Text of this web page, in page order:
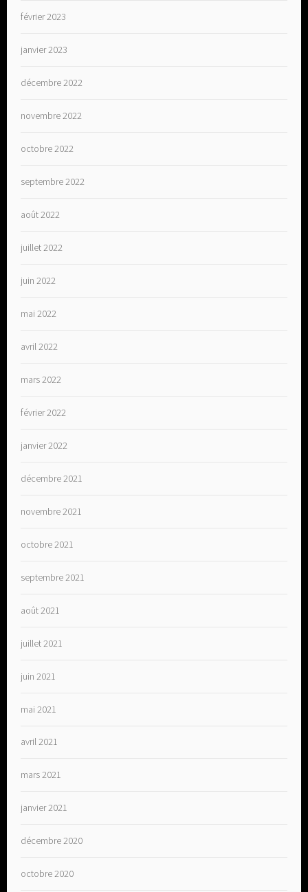
février 2023
janvier 2023
décembre 2022
novembre 2022
octobre 2022
septembre 2022
août 2022
juillet 2022
juin 2022
mai 2022
avril 2022
mars 2022
février 2022
janvier 2022
décembre 2021
novembre 2021
octobre 2021
septembre 2021
août 2021
juillet 2021
juin 2021
mai 2021
avril 2021
mars 2021
janvier 2021
décembre 2020
octobre 2020